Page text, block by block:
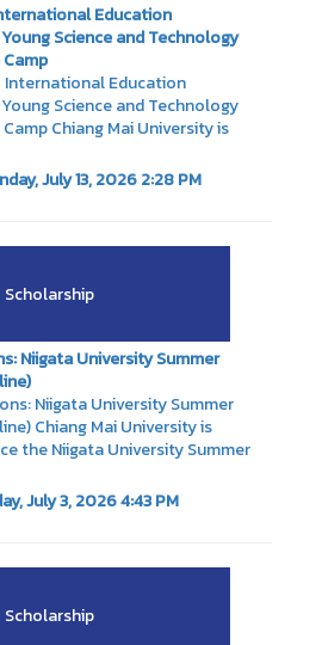
Education
Science and Technology
International Education
Science and Technology
Chiang Mai University is
July 13, 2026 2:28 PM
Scholarship
Niigata University Summer
Niigata University Summer
Chiang Mai University is
the Niigata University Summer
July 3, 2026 4:43 PM
Scholarship